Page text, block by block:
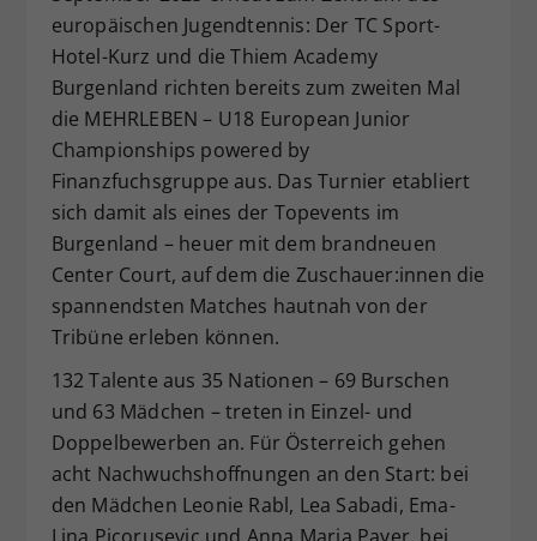
europäischen Jugendtennis: Der TC Sport-
Hotel-Kurz und die Thiem Academy
Burgenland richten bereits zum zweiten Mal
die MEHRLEBEN – U18 European Junior
Championships powered by
Finanzfuchsgruppe aus. Das Turnier etabliert
sich damit als eines der Topevents im
Burgenland – heuer mit dem brandneuen
Center Court, auf dem die Zuschauer:innen die
spannendsten Matches hautnah von der
Tribüne erleben können.
132 Talente aus 35 Nationen – 69 Burschen
und 63 Mädchen – treten in Einzel- und
Doppelbewerben an. Für Österreich gehen
acht Nachwuchshoffnungen an den Start: bei
den Mädchen Leonie Rabl, Lea Sabadi, Ema-
Zweck
Dieser Wert speichert Ihre Consent-
Einstellungen. Unter anderem eine
zufällig generierte ID, für die
historische Speicherung Ihrer
vorgenommen Einstellungen, falls der
Webseiten-Betreiber dies eingestellt
hat.